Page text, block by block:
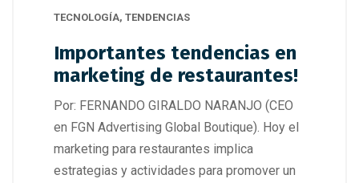
TECNOLOGÍA, TENDENCIAS
Importantes tendencias en
marketing de restaurantes!
Por: FERNANDO GIRALDO NARANJO (CEO
en FGN Advertising Global Boutique). Hoy el
marketing para restaurantes implica
estrategias y actividades para promover un